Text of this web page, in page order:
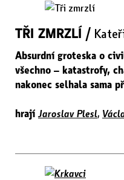
TŘI ZMRZLÍ /
Absurdní groteska o
všechno – katastrofy,
nakonec selhala sama
hrajíJaroslav Plesl,